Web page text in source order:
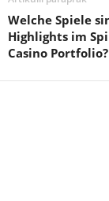
Welche Spiele
Highlights im
Casino Portfolio?